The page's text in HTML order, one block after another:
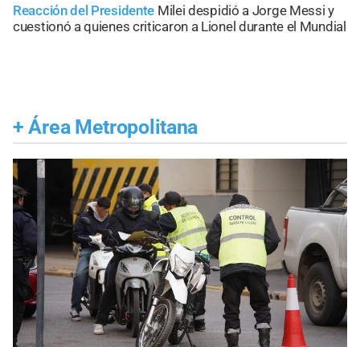
Reacción del Presidente Milei despidió a Jorge Messi y
cuestionó a quienes criticaron a Lionel durante el Mundial
+ Área Metropolitana